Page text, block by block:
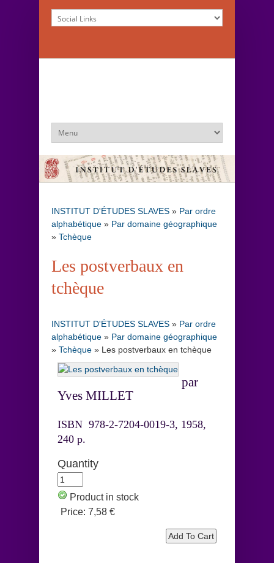
INSTITUT D'ÉTUDES SLAVES » Par ordre
alphabétique » Par domaine géographique
» Tchèque
Les postverbaux en
tchèque
INSTITUT D'ÉTUDES SLAVES » Par ordre
alphabétique » Par domaine géographique
» Tchèque » Les postverbaux en tchèque
par
Yves MILLET
ISBN 978-2-7204-0019-3, 1958,
240 p.
Quantity
Product in stock
Price: 7,58 €